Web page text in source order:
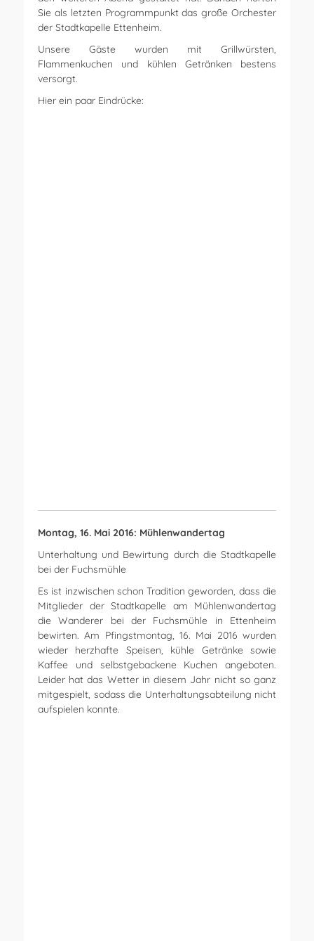
Sie als letzten Programmpunkt das große Orchester
der Stadtkapelle Ettenheim.
Unsere Gäste wurden mit Grillwürsten,
Flammenkuchen und kühlen Getränken bestens
versorgt.
Hier ein paar Eindrücke:
Montag, 16. Mai 2016: Mühlenwandertag
Unterhaltung und Bewirtung durch die Stadtkapelle
bei der Fuchsmühle
Es ist inzwischen schon Tradition geworden, dass die
Mitglieder der Stadtkapelle am Mühlenwandertag
die Wanderer bei der Fuchsmühle in Ettenheim
bewirten. Am Pfingstmontag, 16. Mai 2016 wurden
wieder herzhafte Speisen, kühle Getränke sowie
Kaffee und selbstgebackene Kuchen angeboten.
Leider hat das Wetter in diesem Jahr nicht so ganz
mitgespielt, sodass die Unterhaltungsabteilung nicht
aufspielen konnte.